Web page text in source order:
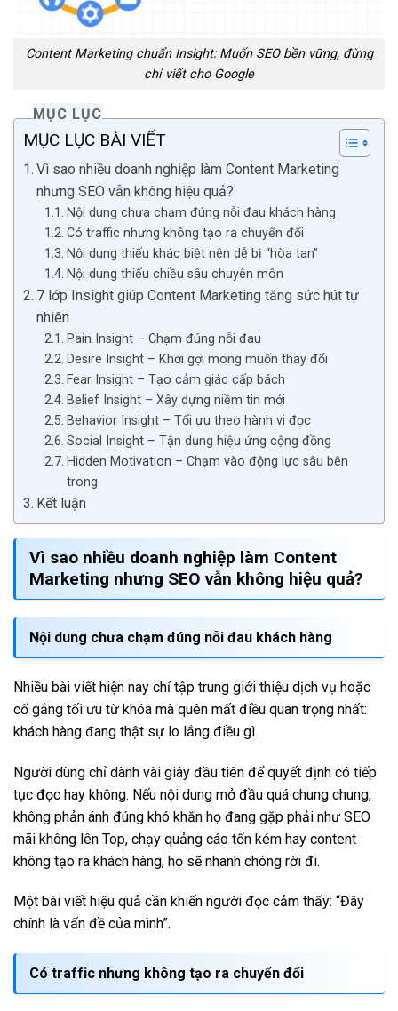
Content Marketing chuẩn Insight: Muốn SEO bền vững, đừng
chỉ viết cho Google
MỤC LỤC
MỤC LỤC BÀI VIẾT
Vì sao nhiều doanh nghiệp làm Content Marketing
nhưng SEO vẫn không hiệu quả?
Nội dung chưa chạm đúng nỗi đau khách hàng
Có traffic nhưng không tạo ra chuyển đổi
Nội dung thiếu khác biệt nên dễ bị “hòa tan”
Nội dung thiếu chiều sâu chuyên môn
7 lớp Insight giúp Content Marketing tăng sức hút tự
nhiên
Pain Insight – Chạm đúng nỗi đau
Desire Insight – Khơi gợi mong muốn thay đổi
Fear Insight – Tạo cảm giác cấp bách
Belief Insight – Xây dựng niềm tin mới
Behavior Insight – Tối ưu theo hành vi đọc
Social Insight – Tận dụng hiệu ứng cộng đồng
Hidden Motivation – Chạm vào động lực sâu bên
trong
Kết luận
Vì sao nhiều doanh nghiệp làm Content
Marketing nhưng SEO vẫn không hiệu quả?
Nội dung chưa chạm đúng nỗi đau khách hàng
Nhiều bài viết hiện nay chỉ tập trung giới thiệu dịch vụ hoặc
cố gắng tối ưu từ khóa mà quên mất điều quan trọng nhất:
khách hàng đang thật sự lo lắng điều gì.
Người dùng chỉ dành vài giây đầu tiên để quyết định có tiếp
tục đọc hay không. Nếu nội dung mở đầu quá chung chung,
không phản ánh đúng khó khăn họ đang gặp phải như SEO
mãi không lên Top, chạy quảng cáo tốn kém hay content
không tạo ra khách hàng, họ sẽ nhanh chóng rời đi.
Một bài viết hiệu quả cần khiến người đọc cảm thấy: “Đây
chính là vấn đề của mình”.
Có traffic nhưng không tạo ra chuyển đổi